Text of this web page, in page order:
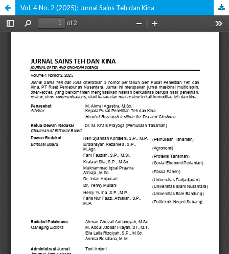
Vol. 4 No. 2 (2025): Jurnal Sains Teh dan Kina